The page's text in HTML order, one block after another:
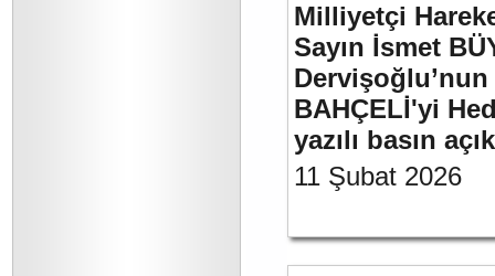
Milliyetçi
Sayın İsmet
Dervişoğlu’nun
BAHÇELİ'yi
yazılı basın
11 Şubat 2026